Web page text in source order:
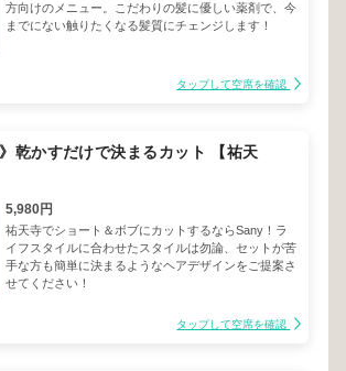
方向けのメニュー。こだわりの髪に優しい薬剤で、今
までにない触りたくなる髪質にチェンジします！
タップして空席を確認
》乾かすだけで決まるカット 【祐天
5,980円
祐天寺でショート＆ボブにカットするならSany！ラ
イフスタイルに合わせたスタイルは勿論、セットが苦
手な方も簡単に決まるようなヘアデザインをご提案さ
せてください！
タップして空席を確認